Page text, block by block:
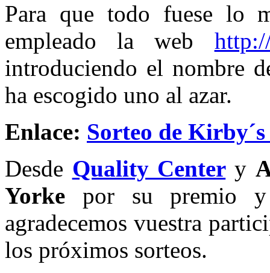
Para que todo fuese lo
empleado la web
introduciendo el nombre
ha escogido uno al azar.
Enlace: Sorteo de
Desde Quality Center y
Yorke por su premio y
agradecemos vuestra
los próximos sorteos.